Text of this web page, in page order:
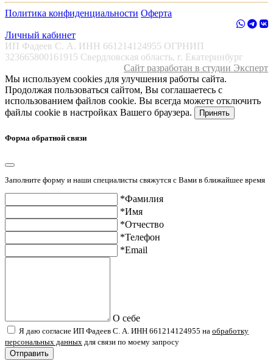
Политика конфиденциальности Оферта
Личный кабинет
ИП Фадеев С. А. ИНН 661214124955 ОГРНИП
323665800161915 Свердловская область, г. Екатеринбург
Сайт разработан в студии Эксперт
Мы используем cookies для улучшения работы сайта.
Продолжая пользоваться сайтом, Вы соглашаетесь с
использованием файлов cookie. Вы всегда можете отключить
файлы cookie в настройках Вашего браузера.
Принять
Форма обратной связи
Заполните форму и наши специалисты свяжутся с Вами в ближайшее время
*Фамилия
*Имя
*Отчество
*Телефон
*Email
О себе
Я даю согласие ИП Фадеев С. А. ИНН 661214124955 на обработку
персональных данных для связи по моему запросу
Отправить